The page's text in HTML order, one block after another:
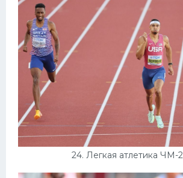
24. Легкая атлетика ЧМ-